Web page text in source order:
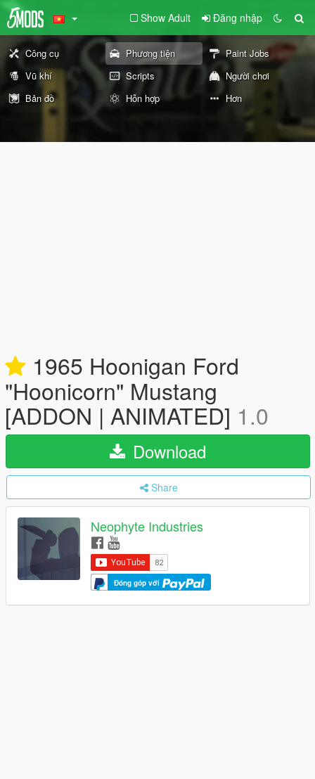
Show Adult Đăng nhập
Công cụ Phương tiện
Paint Jobs
Vũ khí
Scripts
Người chơi
Bản đồ
Hỗn hợp Hơn
1965 Hoonigan Ford
"Hoonicorn" Mustang
[ADDON | ANIMATED] 1.0
Download
Share
Neophyte Industries
Đóng góp với